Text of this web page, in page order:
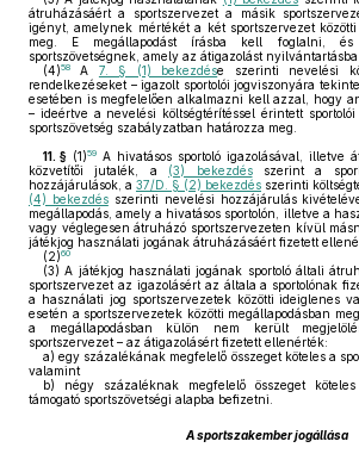
átruházásáért a sportszervezet a másik
igényt, amelynek mértékét a két sportszervezet
meg. E megállapodást írásba kell foglalni,
sportszövetségnek, amely az átigazolást nyilvántartásba
(4)58 A 7. § (1) bekezdése szerinti nevelési
rendelkezéseket – igazolt sportolói jogviszonyára
esetében is megfelelően alkalmazni kell azzal, hogy
– ideértve a nevelési költségtérítéssel érintett
sportszövetség szabályzatban határozza meg.
11. § (1)59 A hivatásos sportoló igazolásával, illetve
közvetítői jutalék, a (3) bekezdésszerint a
hozzájárulások, a 37/D. § (2) bekezdés szerinti
(4) bekezdésszerinti nevelési hozzájárulás
megállapodás, amely a hivatásos sportolón, illetve a
vagy véglegesen átruházó sportszervezeten kívül
játékjog használati jogának átruházásáért fizetett
(2)60
(3) A játékjog használati jogának sportoló általi
sportszervezet az igazolásért az általa a sportolónak
a használati jog sportszervezetek közötti ideiglenes
esetén a sportszervezetek közötti megállapodásban
a megállapodásban külön nem került
sportszervezet – az átigazolásért fizetett ellenérték:
a) egy százalékának megfelelő összeget köteles a
valamint
b) négy százaléknak megfelelő összeget
támogató sportszövetségi alapba befizetni.
A sportszakember jogállása